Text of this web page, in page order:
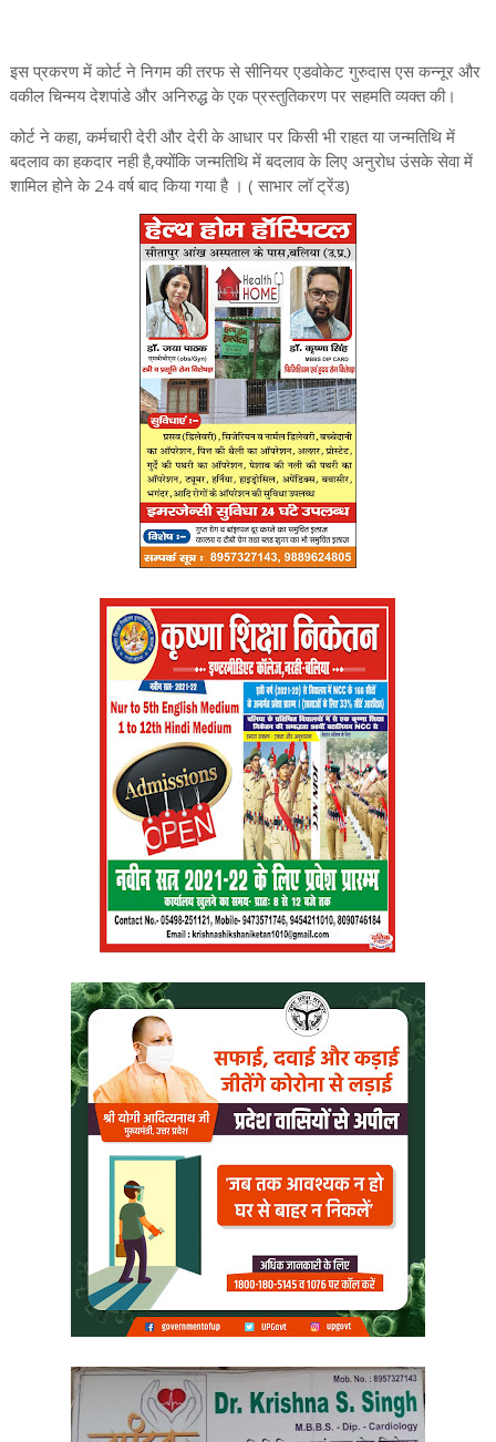
इस प्रकरण में कोर्ट ने निगम की तरफ से सीनियर एडवोकेट गुरुदास एस कन्नूर और
वकील चिन्मय देशपांडे और अनिरुद्ध के एक प्रस्तुतिकरण पर सहमति व्यक्त की।
कोर्ट ने कहा, कर्मचारी देरी और देरी के आधार पर किसी भी राहत या जन्मतिथि में
बदलाव का हकदार नही है,क्योंकि जन्मतिथि में बदलाव के लिए अनुरोध उंसके सेवा में
शामिल होने के 24 वर्ष बाद किया गया है । ( साभार लॉ ट्रेंड)